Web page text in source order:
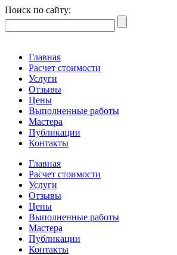
Поиск по сайту:
Главная
Расчет стоимости
Услуги
Отзывы
Цены
Выполненные работы
Мастера
Публикации
Контакты
Главная
Расчет стоимости
Услуги
Отзывы
Цены
Выполненные работы
Мастера
Публикации
Контакты